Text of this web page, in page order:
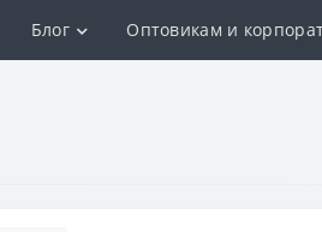
Блог Оптовикам и